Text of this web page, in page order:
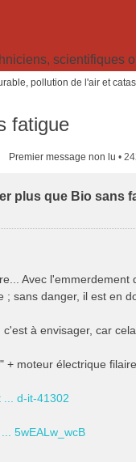
scientifiques
pollution de l'air et
fatigue
Premier message non lu •
plus que Bio sans
Avec
sans danger, il est en
à envisager, car
moteur électrique
... d-it-41302
5wEALw_wcB